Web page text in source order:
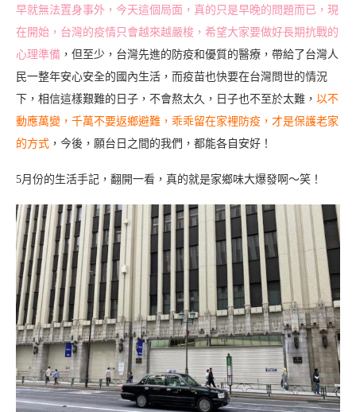
早就無法置身事外，今天這個局面，真的只是早晚的問題而已，現
在開始，台灣的疫情只會越來越嚴梭，希望大家要做好長期抗戰的
心理準備 ，但至少，台灣先進的防疫和優質的醫療，帶給了台灣人
民一整年安心安全的國內生活，而疫苗也快要在台灣問世的情況
下，相信這樣艱難的日子，不會熬太久，日子也不至於太難， 以不
動應萬變，千萬不要返鄉避難，乖乖留在家裡防疫，才是保護老家
的方式 ，今後，願台日之間的我們，都能各自安好！
5月份的生活手記，翻開一看，真的就是家鄉味大爆發啊～笑！